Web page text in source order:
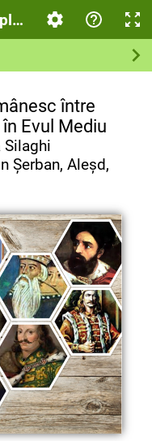
si conflict in
între
Evul Mediu
Silaghi
Șerban, Aleșd,